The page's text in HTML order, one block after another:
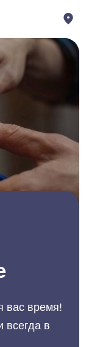
вас время!
всегда в